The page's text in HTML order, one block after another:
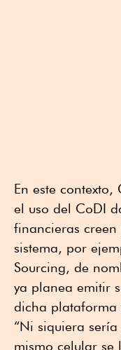
En este
el uso del CoDI
financieras creen
sistema, por
Sourcing, de
ya planea emitir
dicha plataforma
“Ni siquiera
mismo celular